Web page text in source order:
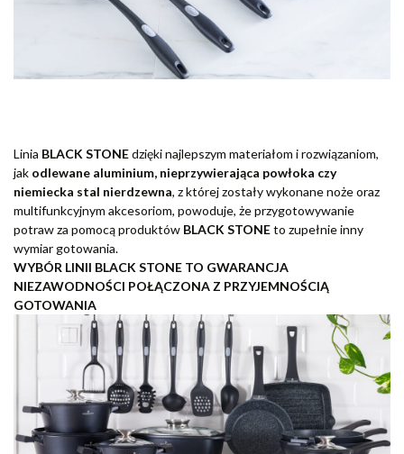
Linia BLACK STONEdzięki najlepszym materiałom i rozwiązaniom,
jak odlewane aluminium, nieprzywierająca powłoka czy
niemiecka stal nierdzewna, z której zostały wykonane noże oraz
multifunkcyjnym akcesoriom, powoduje, że przygotowywanie
potraw za pomocą produktów BLACK STONEto zupełnie inny
wymiar gotowania.
WYBÓR LINII BLACK STONE TO GWARANCJA
NIEZAWODNOŚCI POŁĄCZONA Z PRZYJEMNOŚCIĄ
GOTOWANIA